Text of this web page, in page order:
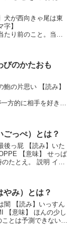
】
びのかたおも
ごっぺ）とは？
せっぱ
。 説明 イタ
やみ）とは？
とは予測できないと